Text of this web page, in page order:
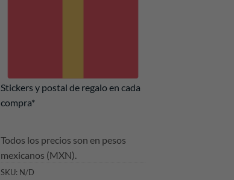
Stickers y postal de regalo en cada
compra*
Todos los precios son en pesos
mexicanos (MXN).
SKU: N/D